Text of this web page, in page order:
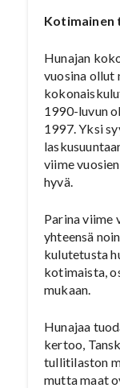
Kotimainen
Hunajan
vuosina ollut
1990-luvun
1997. Yksi
viime
hyvä.
Parina viime
yhteensä
kulutetusta
kotimaista,
mukaan.
Hunajaa
kertoo,
tullitilaston
mutta maat